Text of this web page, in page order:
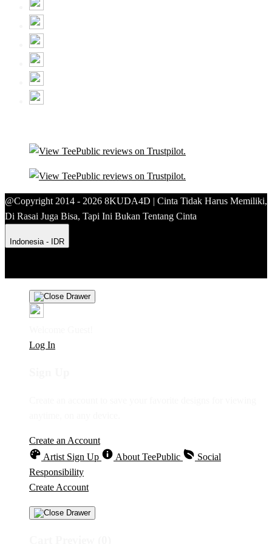
@Copyright 2014 - 2026 8KUDA4D | Cinta Tidak Harus Memiliki,
Di Rasai Juga Bisa, Tapi Ini Bukan Tentang Cinta
Indonesia - IDR
Log In
Create an Account
Artist Sign Up
About TeePublic
Social
Responsibility
Create Account